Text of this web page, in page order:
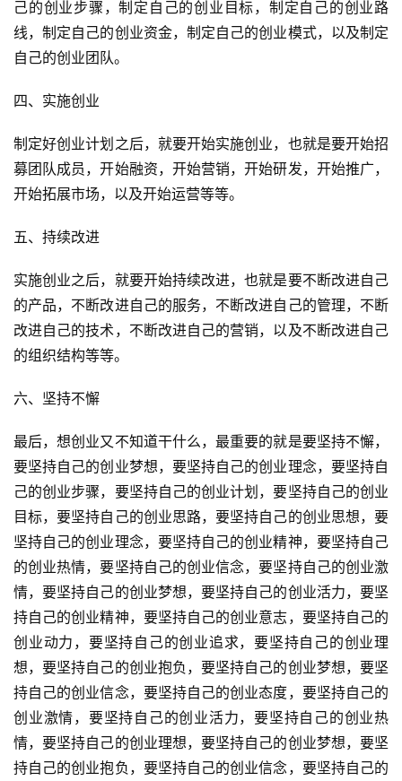
己的创业步骤，制定自己的创业目标，制定自己的创业路
线，制定自己的创业资金，制定自己的创业模式，以及制定
自己的创业团队。
四、实施创业
制定好创业计划之后，就要开始实施创业，也就是要开始招
募团队成员，开始融资，开始营销，开始研发，开始推广，
开始拓展市场，以及开始运营等等。
五、持续改进
实施创业之后，就要开始持续改进，也就是要不断改进自己
的产品，不断改进自己的服务，不断改进自己的管理，不断
改进自己的技术，不断改进自己的营销，以及不断改进自己
的组织结构等等。
六、坚持不懈
最后，想创业又不知道干什么，最重要的就是要坚持不懈，
要坚持自己的创业梦想，要坚持自己的创业理念，要坚持自
己的创业步骤，要坚持自己的创业计划，要坚持自己的创业
目标，要坚持自己的创业思路，要坚持自己的创业思想，要
坚持自己的创业理念，要坚持自己的创业精神，要坚持自己
的创业热情，要坚持自己的创业信念，要坚持自己的创业激
情，要坚持自己的创业梦想，要坚持自己的创业活力，要坚
持自己的创业精神，要坚持自己的创业意志，要坚持自己的
创业动力，要坚持自己的创业追求，要坚持自己的创业理
想，要坚持自己的创业抱负，要坚持自己的创业梦想，要坚
持自己的创业信念，要坚持自己的创业态度，要坚持自己的
创业激情，要坚持自己的创业活力，要坚持自己的创业热
情，要坚持自己的创业理想，要坚持自己的创业梦想，要坚
持自己的创业抱负，要坚持自己的创业信念，要坚持自己的